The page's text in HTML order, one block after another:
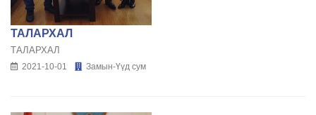
ТАЛАРХАЛ
ТАЛАРХАЛ
2021-10-01 Замын-Үүд сум